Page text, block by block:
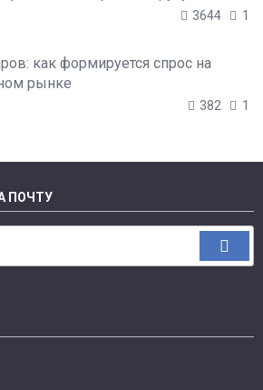
3644 1
как формируется спрос на
рынке
382 1
ПОЧТУ